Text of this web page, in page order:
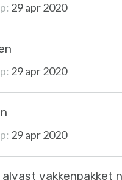
29 apr 2020
29 apr 2020
29 apr 2020
vakkenpakket